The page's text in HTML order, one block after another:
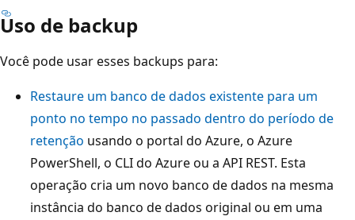
Uso de backup
Você pode usar esses backups para:
Restaure um banco de dados existente para um
ponto no tempo no passado dentro do período de
retenção usando o portal do Azure, o Azure
PowerShell, o CLI do Azure ou a API REST. Esta
operação cria um novo banco de dados na mesma
instância do banco de dados original ou em uma